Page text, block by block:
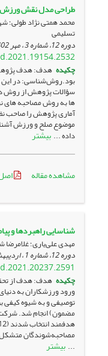
طراحی مدل نقش ورزش
محمد همتی نژاد طولی؛
تسلیمی
دوره 12، شماره 3 ، مهر 1402، ، صفحه
چکیده هدف: هدف
بود.روش‌شناسی: در این
سؤالات پژوهش از روش
ها به روش مصاحبه های
آماری پژوهش را صاحب
موضوع صلح و ورزش
داده ... بیشتر
مشاهده مقاله
شناسایی راهبردها و
مهدی علی‌یاری؛ غلامرضا
دوره 12، شماره 1 ، اردیبهشت 1402، ، صفحه
چکیده هدف: هدف از
ورود ورزشکاران به
توصیفی و به شیوه کیفی
مضمون) انجام شد.
مصاحبه‌شوندگان متشکل
... بیشتر